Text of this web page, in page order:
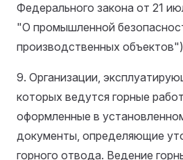
Федерального закона от 21
"О промышленной
производственных
9. Организации,
которых ведутся горные
оформленные в
документы, определяющие
горного отвода. Ведение